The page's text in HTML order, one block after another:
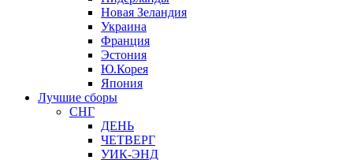
Новая Зеландия
Украина
Франция
Эстония
Ю.Корея
Япония
Лучшие сборы
СНГ
ДЕНЬ
ЧЕТВЕРГ
УИК-ЭНД